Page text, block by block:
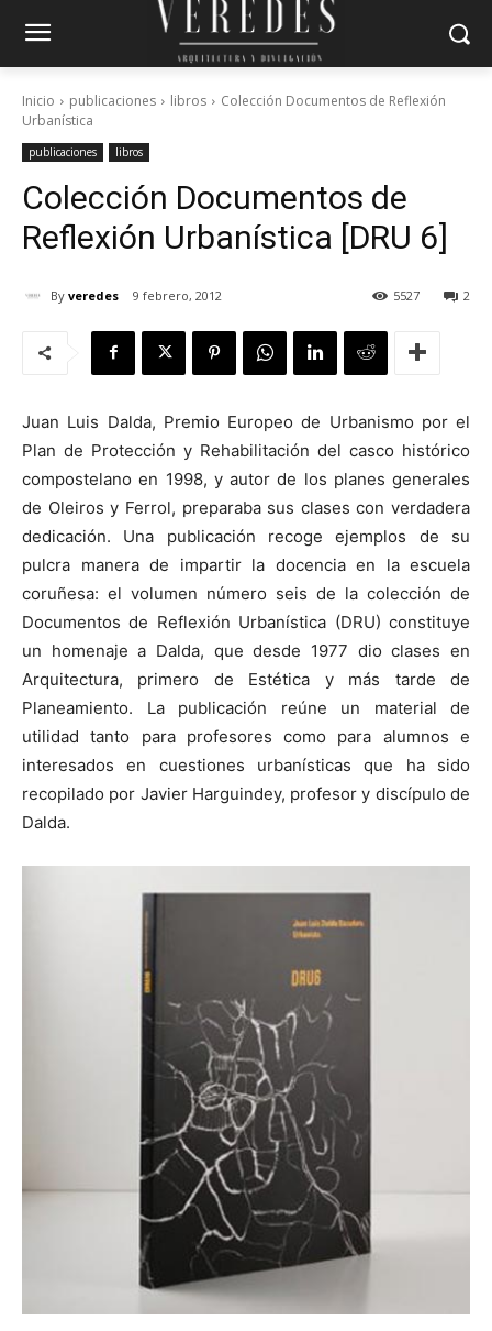
Inicio publicaciones libros
Colección Documentos de Reflexión
Urbanística
publicaciones libros
Colección Documentos de
Reflexión Urbanística [DRU 6]
By veredes 9 febrero, 2012 2
5527
Juan Luis Dalda, Premio Europeo de Urbanismo por el
Plan de Protección y Rehabilitación del casco histórico
compostelano en 1998, y autor de los planes generales
de Oleiros y Ferrol, preparaba sus clases con verdadera
dedicación. Una publicación recoge ejemplos de su
pulcra manera de impartir la docencia en la escuela
coruñesa: el volumen número seis de la colección de
Documentos de Reflexión Urbanística (DRU) constituye
un homenaje a Dalda, que desde 1977 dio clases en
Arquitectura, primero de Estética y más tarde de
Planeamiento. La publicación reúne un material de
utilidad tanto para profesores como para alumnos e
interesados en cuestiones urbanísticas que ha sido
recopilado por Javier Harguindey, profesor y discípulo de
Dalda.